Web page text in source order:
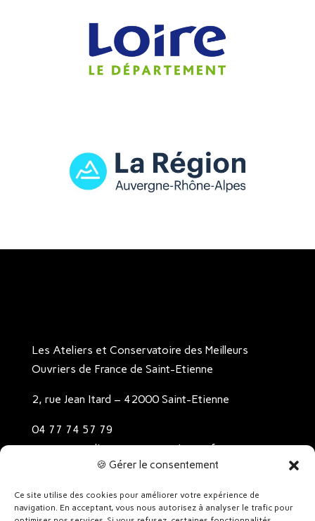
🍪 Gérer le consentement
Ce site utilise des cookies pour améliorer votre expérience de
navigation. En acceptant, vous nous autorisez à analyser le trafic pour
Les Ateliers et Conservatoire des Meilleurs
Ouvriers de France de Saint-Etienne
2, rue Jean Itard – 42000 Saint-Etienne
04 77 74 57 79
contact@ateliers-conservatoire-mof.com
Mentions légales